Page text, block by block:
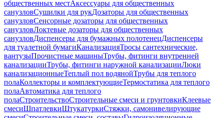
общественных местАксессуары для общественных
санузловСушилки для рукДозаторы для общественных
санузловСенсорные дозаторы для общественных
санузловЛоктевые дозаторы для общественных
санузловДиспенсеры для бумажных полотенецДиспенсеры
для туалетной бумагиКанализацияТросы сантехнические,
вантузыПрочистные машиныТрубы, фитинги внутренней
канализацииТрубы, фитинги наружной канализацииЛюки
канализационныеТеплый пол водянойТрубы для теплого
полаКоллекторы и комплектующиеТермостатика для теплого
полаАвтоматика для теплого
полаСтроительствоСтроительные смеси и грунтовкиКлеевые
смесиШпатлевкиШтукатуркиСтяжки, самонивелирующие